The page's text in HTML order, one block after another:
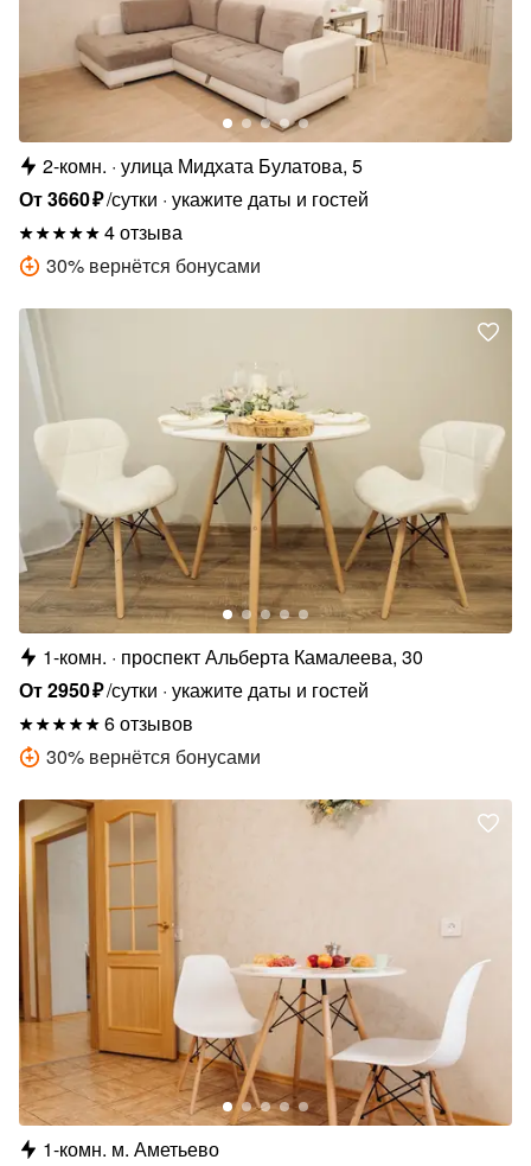
2-комн. улица Мидхата Булатова, 5
От3660₽/сутки укажите даты и гостей
4 отзыва
30% вернётся бонусами
1-комн.
проспект Альберта Камалеева, 30
От2950₽/сутки укажите даты и гостей
6 отзывов
30% вернётся бонусами
1-комн. м. Аметьево